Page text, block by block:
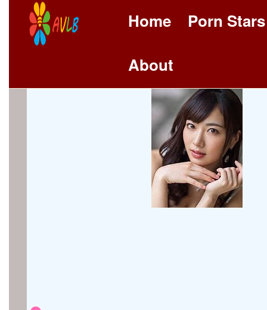
Home
Porn Stars
About